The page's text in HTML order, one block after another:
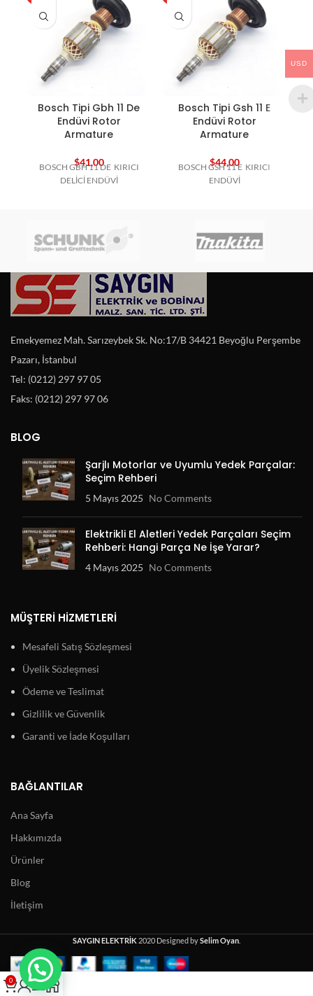
Bosch Tipi Gbh 11 De
Endüvi Rotor
Armature
$41,00
BOSCH GBH 11 DE KIRICI
DELİCİ ENDÜVİ
Bosch Tipi Gsh 11 E
Endüvi Rotor
Armature
$44,00
BOSCH GSH 11 E KIRICI
ENDÜVİ
Emekyemez Mah. Sarızeybek Sk. No:17/B 34421 Beyoğlu Perşembe
Pazarı, İstanbul
Tel: (0212) 297 97 05
Faks: (0212) 297 97 06
BLOG
Şarjlı Motorlar ve Uyumlu Yedek Parçalar:
Seçim Rehberi
5 Mayıs 2025 No Comments
Elektrikli El Aletleri Yedek Parçaları Seçim
Rehberi: Hangi Parça Ne İşe Yarar?
4 Mayıs 2025 No Comments
MÜŞTERI HIZMETLERI
Mesafeli Satış Sözleşmesi
Üyelik Sözleşmesi
Ödeme ve Teslimat
Gizlilik ve Güvenlik
Garanti ve İade Koşulları
BAĞLANTILAR
Ana Sayfa
Hakkımızda
Ürünler
Blog
İletişim
SAYGIN ELEKTRİK 2020 Designed bySelim Oyan
USD
0